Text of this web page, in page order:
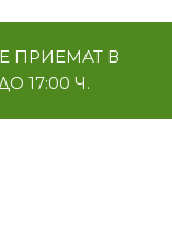
ПРИЕМАТ В
17:00 Ч.